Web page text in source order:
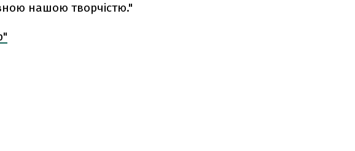
нашою творчістю."